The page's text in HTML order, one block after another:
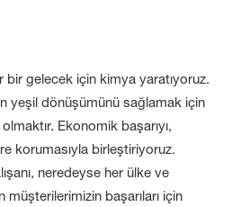
gelecek için kimya yaratıyoruz.
yeşil dönüşümünü sağlamak için
Ekonomik başarıyı,
korumasıyla birleştiriyoruz.
neredeyse her ülke ve
başarıları için